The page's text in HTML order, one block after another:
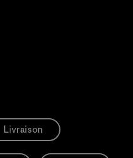
Livraison